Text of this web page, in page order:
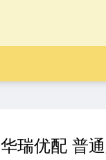
华瑞优配 普